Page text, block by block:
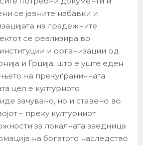
се јавните набавки и
на градежните
се реализира во
и организации од
и Грција, што е уште еден
на прекуграничната
цел е културното
зачувано, но и ставено во
– преку културниот
за локалната заедница
на богатото наследство